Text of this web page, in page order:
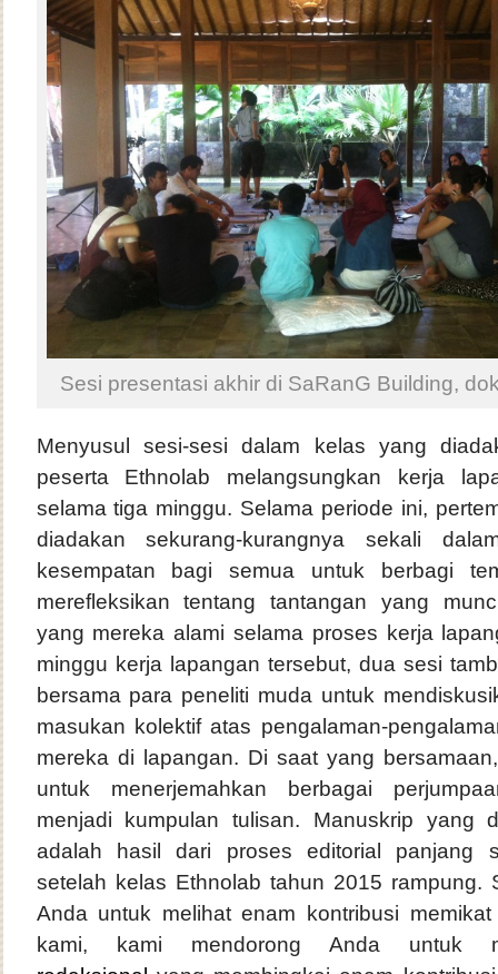
Sesi presentasi akhir di SaRanG Building,
Menyusul sesi-sesi dalam kelas yang
peserta Ethnolab melangsungkan kerja
selama tiga minggu. Selama periode ini,
diadakan sekurang-kurangnya sekali
kesempatan bagi semua untuk berbagi
merefleksikan tentang tantangan yang
yang mereka alami selama proses kerja
minggu kerja lapangan tersebut, dua sesi
bersama para peneliti muda untuk
masukan kolektif atas pengalaman-
mereka di lapangan. Di saat yang
untuk menerjemahkan berbagai
menjadi kumpulan tulisan. Manuskrip yang
adalah hasil dari proses editorial panjang
setelah kelas Ethnolab tahun 2015 rampung.
Anda untuk melihat enam kontribusi memikat
kami, kami mendorong Anda untuk